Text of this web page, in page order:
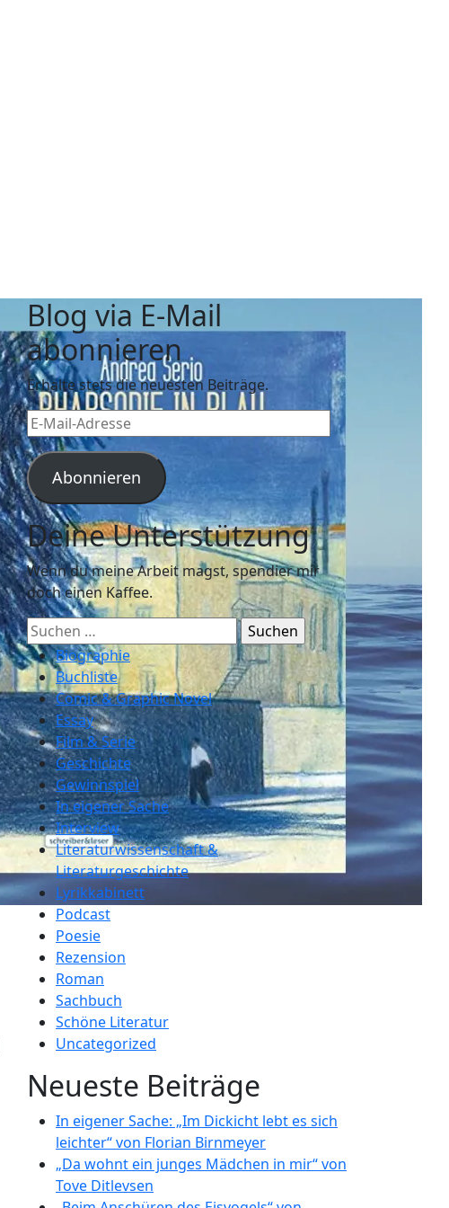
Blog via E-Mail
abonnieren
Erhalte stets die neuesten Beiträge.
E-
Mail-
Adresse
Abonnieren
Deine Unterstützung
Wenn du meine Arbeit magst, spendier mir
doch einen Kaffee.
Suchen
nach:Biographie
Buchliste
Comic & Graphic Novel
Essay
Film & Serie
Geschichte
Gewinnspiel
In eigener Sache
Interview
Literaturwissenschaft &
Literaturgeschichte
Lyrikkabinett
Podcast
Poesie
Rezension
Roman
Sachbuch
Schöne Literatur
Uncategorized
Neueste Beiträge
In eigener Sache: „Im Dickicht lebt es sich
leichter“ von Florian Birnmeyer
„Da wohnt ein junges Mädchen in mir“ von
Tove Ditlevsen